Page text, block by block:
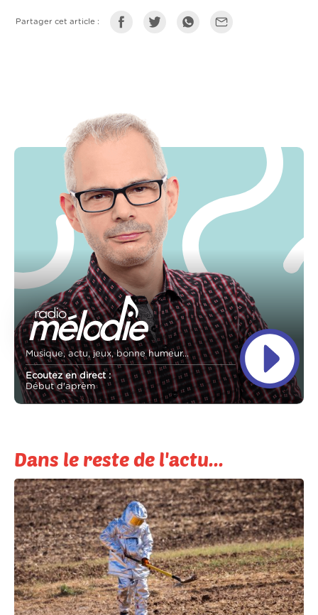
Partager cet article :
Musique, actu, jeux, bonne humeur...
Ecoutez en direct :
Début d'aprèm
Dans le reste de l'actu...